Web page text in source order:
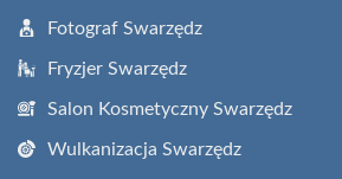
Fotograf Swarzędz
Fryzjer Swarzędz
Salon Kosmetyczny Swarzędz
Wulkanizacja Swarzędz